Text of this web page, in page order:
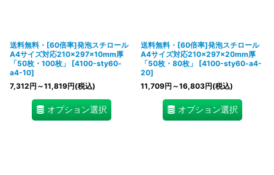
送料無料・[60倍率]発泡スチロール
A4サイズ対応210×297×10mm厚
「50枚・100枚」
[4100-sty60-
a4-10]
7,312円 ～11,819円(税込)
オプション選択
送料無料・[60倍率]発泡スチロール
A4サイズ対応210×297×20mm厚
「50枚・80枚」
[4100-sty60-a4-
20]
11,709円 ～16,803円(税込)
オプション選択